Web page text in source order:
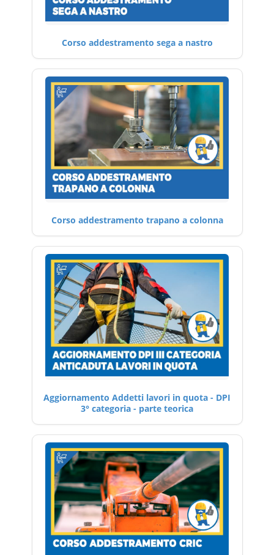
Corso addestramento sega a nastro
Corso addestramento trapano a colonna
Aggiornamento Addetti lavori in quota - DPI
3° categoria - parte teorica